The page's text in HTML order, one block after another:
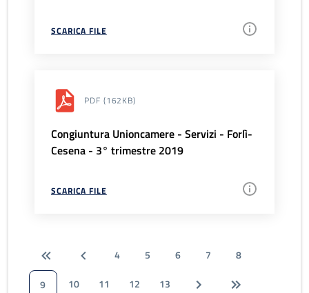
SCARICA FILE
PDF (162KB)
Congiuntura Unioncamere - Servizi - Forlì-
Cesena - 3° trimestre 2019
SCARICA FILE
4 5 6 7
8
9
10 11 12 13